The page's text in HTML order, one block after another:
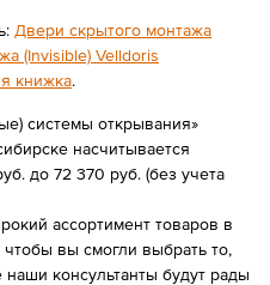
Двери скрытого монтажа
(Invisible) Velldoris
книжка.
системы открывания»
насчитывается
до 72 370 руб. (без учета
ассортимент товаров в
вы смогли выбрать то,
консультанты будут рады